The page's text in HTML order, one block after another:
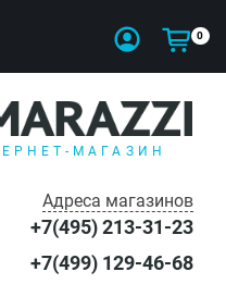
0
МАГАЗИН
Адреса магазинов
+7(495) 213-31-23
+7(499) 129-46-68